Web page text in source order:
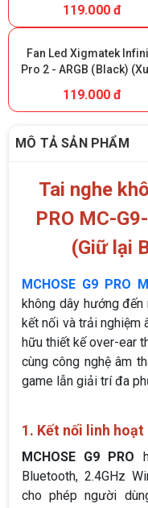
119.000 đ
Fan Led Xigmatek
Pro 2 - ARGB (Black)
119.000 đ
MÔ TẢ SẢN PHẨM
Tai nghe
PRO MC-
(Giữ lại
MCHOSE G9 PRO
không dây hướng
kết nối và trải nghiệm
hữu thiết kế over-ear
cùng công nghệ âm
game lẫn giải trí đa
1. Kết nối linh
MCHOSE G9 PRO
Bluetooth, 2.4GHz
cho phép người